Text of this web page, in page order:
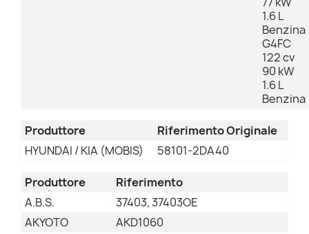
1.6 L
Benzina
G4FC
122 cv
90 kW
1.6 L
Benzina
Produttore
Riferimento Originale
HYUNDAI / KIA (MOBIS)
58101-2DA40
Produttore
Riferimento
A.B.S.
37403, 37403OE
AKYOTO
AKD1060